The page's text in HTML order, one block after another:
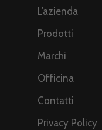
L’azienda
Prodotti
Marchi
Officina
Contatti
Privacy Policy